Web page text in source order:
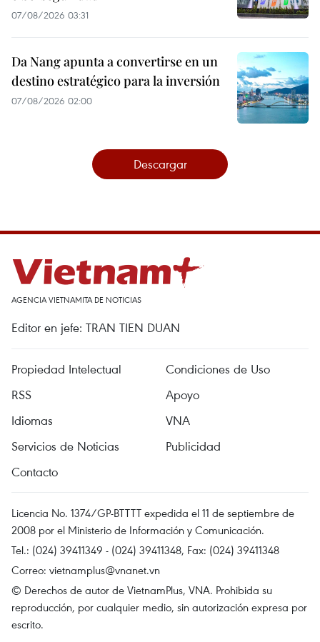
07/08/2026 03:31
Da Nang apunta a convertirse en un
destino estratégico para la inversión
07/08/2026 02:00
Descargar
AGENCIA VIETNAMITA DE NOTICIAS
Editor en jefe: TRAN TIEN DUAN
Propiedad Intelectual
Condiciones de Uso
RSS
Apoyo
Idiomas
VNA
Servicios de Noticias
Publicidad
Contacto
Licencia No. 1374/GP-BTTTT expedida el 11 de septiembre de
2008 por el Ministerio de Información y Comunicación.
Tel.: (024) 39411349 - (024) 39411348, Fax: (024) 39411348
Correo: vietnamplus@vnanet.vn
© Derechos de autor de VietnamPlus, VNA. Prohibida su
reproducción, por cualquier medio, sin autorización expresa por
escrito.